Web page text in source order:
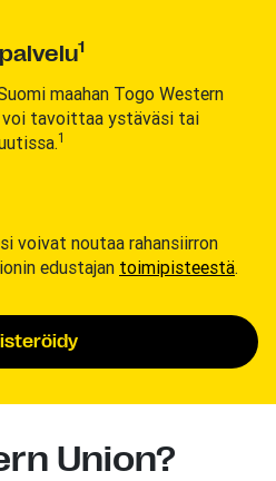
1
maahan Togo Western
voi tavoittaa ystäväsi tai
1
voivat noutaa rahansiirron
edustajan toimipisteestä.
Union?